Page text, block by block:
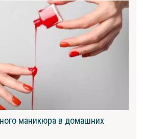
маникюра в домашних